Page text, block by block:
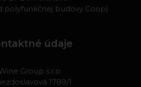
polyfunkčnej budovy Coop)
údaje
Group s.r.o.
1789/1